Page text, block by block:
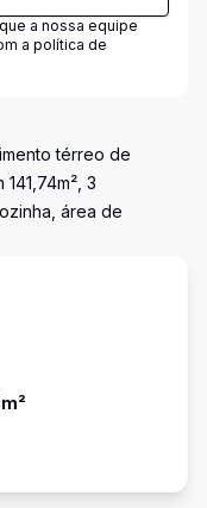
a nossa equipe
a política de
térreo de
3
área de
m²